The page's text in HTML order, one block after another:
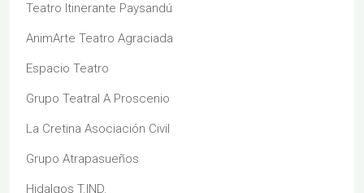
Teatro Itinerante Paysandú
AnimArte Teatro Agraciada
Espacio Teatro
Grupo Teatral A Proscenio
La Cretina Asociación Civil
Grupo Atrapasueños
Hidalgos T.IND.